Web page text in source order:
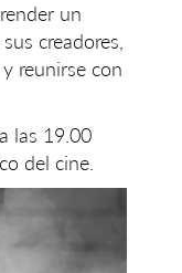
un
creadores,
reunirse con
las 19.00
del cine.